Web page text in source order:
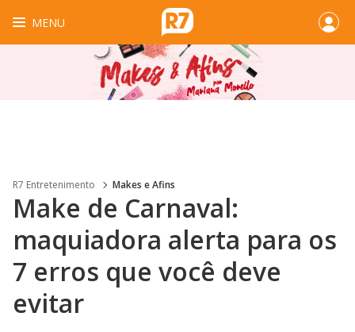
MENU
R7 Entretenimento Makes e Afins
Make de Carnaval:
maquiadora alerta para os
7 erros que você deve
evitar